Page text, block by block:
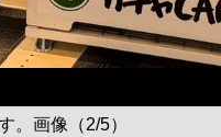
。画像（2/5）